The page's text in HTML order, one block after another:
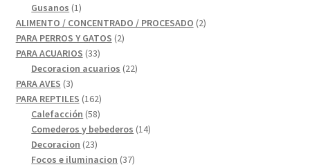
Gusanos 11
producto
ALIMENTO / CONCENTRADO / PROCESADO 22
PARA PERROS Y GATOS 22
PARA ACUARIOS 3333
productos
Decoracion acuarios 2222
PARA AVES 33
productos
PARA REPTILES 162162
productos
Calefacción 5858
productos
Comederos y bebederos 1414
Decoracion 2323
productos
Focos e iluminacion 3737